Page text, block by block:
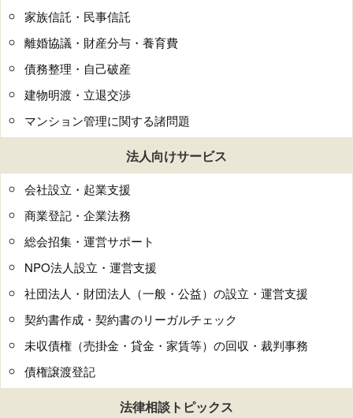
家族信託・民事信託
離婚協議・財産分与・養育費
債務整理・自己破産
建物明渡・立退交渉
マンション管理に関する諸問題
法人向けサービス
会社設立・起業支援
商業登記・企業法務
総会招集・運営サポート
NPO法人設立・運営支援
社団法人・財団法人（一般・公益）の設立・運営支援
契約書作成・契約書のリーガルチェック
未収債権（売掛金・貸金・家賃等）の回収・裁判事務
債権譲渡登記
法律相談トピックス